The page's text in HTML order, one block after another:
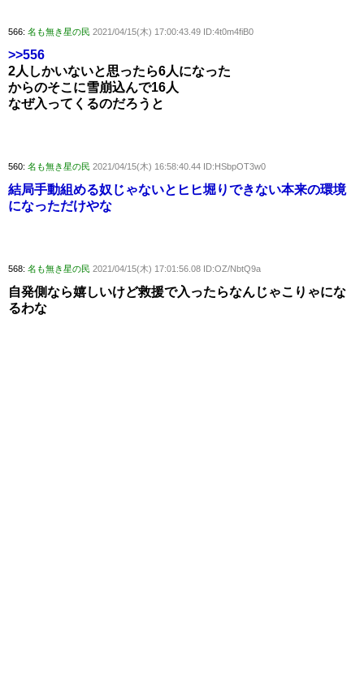
566: 名も無き星の民 2021/04/15(木) 17:00:43.49 ID:4t0m4fiB0
>>556
2人しかいないと思ったら6人になった
からのそこに雪崩込んで16人
なぜ入ってくるのだろうと
560: 名も無き星の民 2021/04/15(木) 16:58:40.44 ID:HSbpOT3w0
結局手動組める奴じゃないとヒヒ堀りできない本来の環境
になっただけやな
568: 名も無き星の民 2021/04/15(木) 17:01:56.08 ID:OZ/NbtQ9a
自発側なら嬉しいけど救援で入ったらなんじゃこりゃにな
るわな